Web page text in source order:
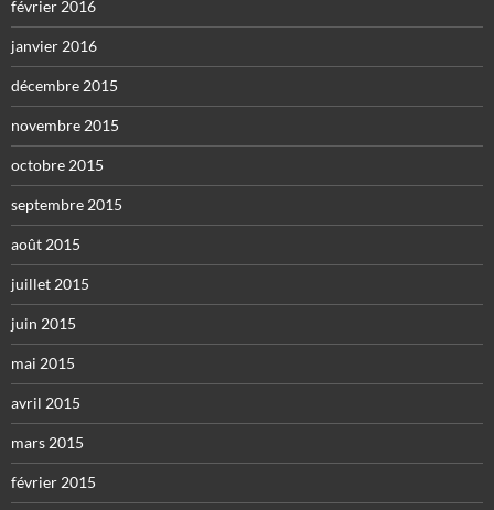
février 2016
janvier 2016
décembre 2015
novembre 2015
octobre 2015
septembre 2015
août 2015
juillet 2015
juin 2015
mai 2015
avril 2015
mars 2015
février 2015